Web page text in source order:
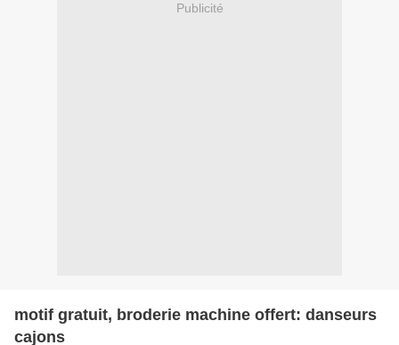
Publicité
motif gratuit, broderie machine offert: danseurs
cajons